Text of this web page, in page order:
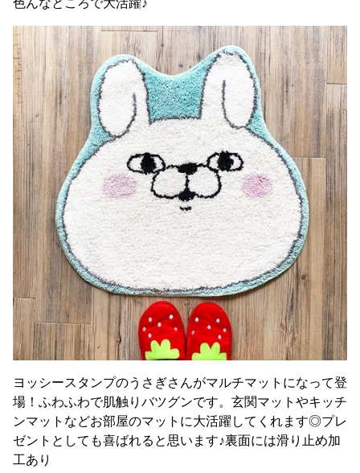
色んなところで大活躍♪
ヨッシースタンプのうさぎさんがマルチマットになって登
場！ふわふわで肌触りバツグンです。玄関マットやキッチ
ンマットなどお部屋のマットに大活躍してくれます◎プレ
ゼントとしても喜ばれると思います♪裏面には滑り止め加
工あり